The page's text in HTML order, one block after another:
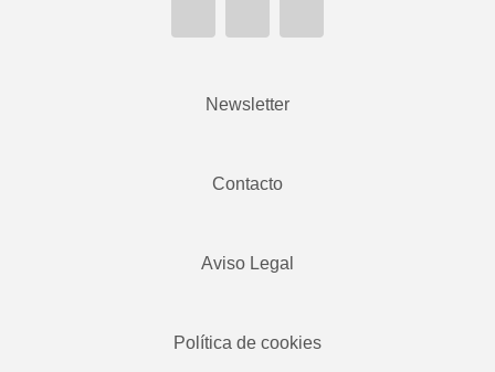
Newsletter
Contacto
Aviso Legal
Política de cookies